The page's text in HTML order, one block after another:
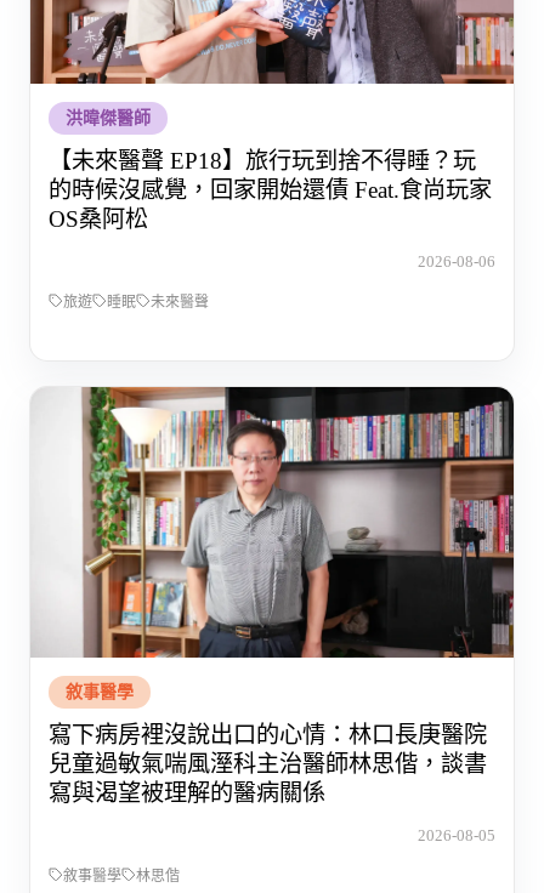
洪暐傑醫師
【未來醫聲 EP18】旅行玩到捨不得睡？玩
的時候沒感覺，回家開始還債 Feat.食尚玩家
OS桑阿松
2026-08-06
旅遊 睡眠 未來醫聲
敘事醫學
寫下病房裡沒說出口的心情：林口長庚醫院
兒童過敏氣喘風溼科主治醫師林思偕，談書
寫與渴望被理解的醫病關係
2026-08-05
敘事醫學 林思偕